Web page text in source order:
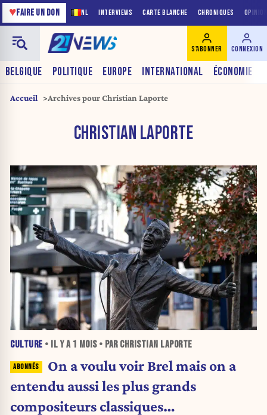
NL INTERVIEWS CARTE BLANCHE CHRONIQUES
♥FAIRE UN DON
BELGIQUE POLITIQUE EUROPE INTERNATIONAL ÉCONOMIE
S'ABONNER CONNEXION
Accueil Archives pour Christian Laporte
CHRISTIAN LAPORTE
CULTURE • IL Y A 1 MOIS• PAR CHRISTIAN LAPORTE
On a voulu voir Brel mais on a
entendu aussi les plus grands
compositeurs classiques…